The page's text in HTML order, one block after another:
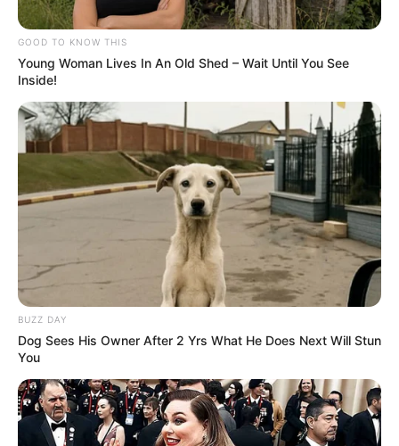
Fonte: JASB com informações da Agência Brasil e Receita Federal.
Edição Geral: JASB.
GOOD TO KNOW THIS
Young Woman Lives In An Old Shed – Wait Until You See
Inside!
BUZZ DAY
Dog Sees His Owner After 2 Yrs What He Does Next Will Stun
You